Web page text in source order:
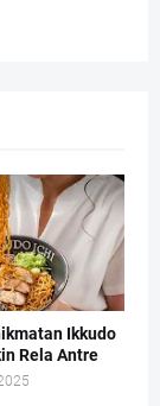
Ikkudo
Rela Antre